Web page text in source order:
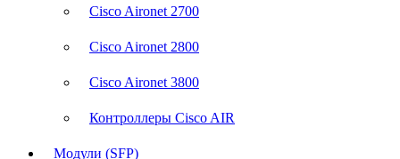
Cisco Aironet 2700
Cisco Aironet 2800
Cisco Aironet 3800
Контроллеры Cisco AIR
Модули (SFP)